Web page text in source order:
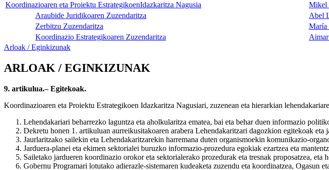
Koordinazioaren eta Proiektu EstrategikoenIdazkaritza Nagusia
Mikel
Araubide Juridikoaren Zuzendaritza
Abel
Zerbitzu Zuzendaritza
María
Koordinazio Estrategikoaren Zuzendaritza
Arloak / Eginkizunak
ARLOAK / EGINKIZUNAK
9. artikulua.– Egitekoak.
Koordinazioaren eta Proiektu Estrategikoen Idazkaritza Nagusiari, zuzenean eta hierarkian
Lehendakariari beharrezko laguntza eta aholkularitza ematea, bai eta behar duen informazio
Dekretu honen 1. artikuluan aurreikusitakoaren arabera Lehendakaritzari dagozkion egitekoak
Jaurlaritzako sailekin eta Lehendakaritzarekin harremana duten organismoekin komunikazio-
Jarduera-planei eta ekimen sektorialei buruzko informazio-prozedura egokiak ezartzea eta
Sailetako jardueren koordinazio orokor eta sektorialerako prozedurak eta tresnak proposatzea, eta
Gobernu Programari lotutako adierazle-sistemaren kudeaketa zuzendu eta koordinatzea, Ogasun